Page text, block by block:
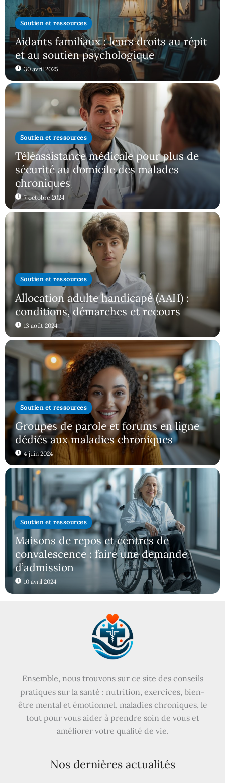
Soutien et ressources
Aidants familiaux : leurs droits au répit
et au soutien psychologique
30 avril 2025
Soutien et ressources
Téléassistance médicale pour plus de
sécurité au domicile des malades
chroniques
7 octobre 2024
Soutien et ressources
Allocation adulte handicapé (AAH) :
conditions, démarches et recours
13 août 2024
Soutien et ressources
Groupes de parole et forums en ligne
dédiés aux maladies chroniques
4 juin 2024
Soutien et ressources
Maisons de repos et centres de
convalescence : faire une demande
d’admission
10 avril 2024
Ensemble, nous trouvons sur ce site des conseils
pratiques sur la santé : nutrition, exercices, bien-
être mental et émotionnel, maladies chroniques, le
tout pour vous aider à prendre soin de vous et
améliorer votre qualité de vie.
Nos dernières actualités